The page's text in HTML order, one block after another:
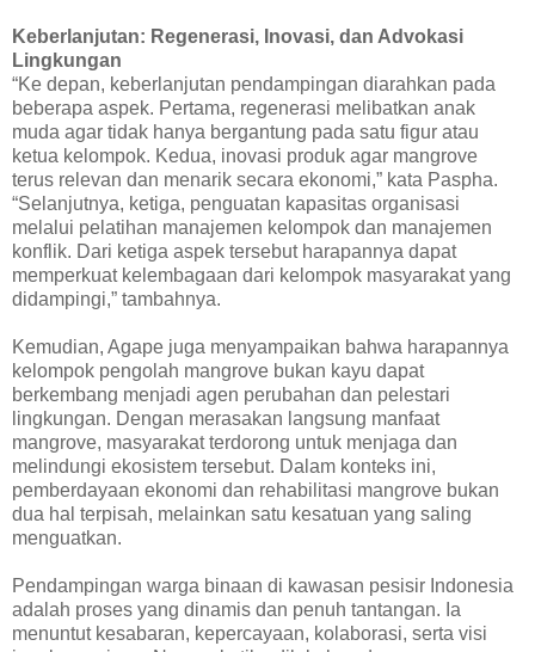
Keberlanjutan: Regenerasi, Inovasi, dan Advokasi
Lingkungan
“Ke depan, keberlanjutan pendampingan diarahkan pada
beberapa aspek. Pertama, regenerasi melibatkan anak
muda agar tidak hanya bergantung pada satu figur atau
ketua kelompok. Kedua, inovasi produk agar mangrove
terus relevan dan menarik secara ekonomi,” kata Paspha.
“Selanjutnya, ketiga, penguatan kapasitas organisasi
melalui pelatihan manajemen kelompok dan manajemen
konflik. Dari ketiga aspek tersebut harapannya dapat
memperkuat kelembagaan dari kelompok masyarakat yang
didampingi,” tambahnya.
Kemudian, Agape juga menyampaikan bahwa harapannya
kelompok pengolah mangrove bukan kayu dapat
berkembang menjadi agen perubahan dan pelestari
lingkungan. Dengan merasakan langsung manfaat
mangrove, masyarakat terdorong untuk menjaga dan
melindungi ekosistem tersebut. Dalam konteks ini,
pemberdayaan ekonomi dan rehabilitasi mangrove bukan
dua hal terpisah, melainkan satu kesatuan yang saling
menguatkan.
Pendampingan warga binaan di kawasan pesisir Indonesia
adalah proses yang dinamis dan penuh tantangan. Ia
menuntut kesabaran, kepercayaan, kolaborasi, serta visi